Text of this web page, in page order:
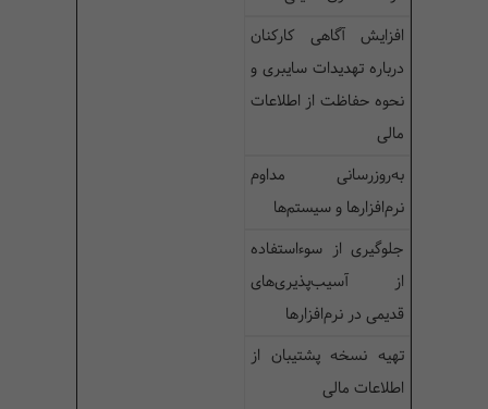
افزایش آگاهی کارکنان
درباره تهدیدات سایبری و
نحوه حفاظت از اطلاعات
مالی
به‌روزرسانی مداوم
نرم‌افزارها و سیستم‌ها
جلوگیری از سوءاستفاده
از آسیب‌پذیری‌های
قدیمی در نرم‌افزارها
تهیه نسخه پشتیبان از
اطلاعات مالی